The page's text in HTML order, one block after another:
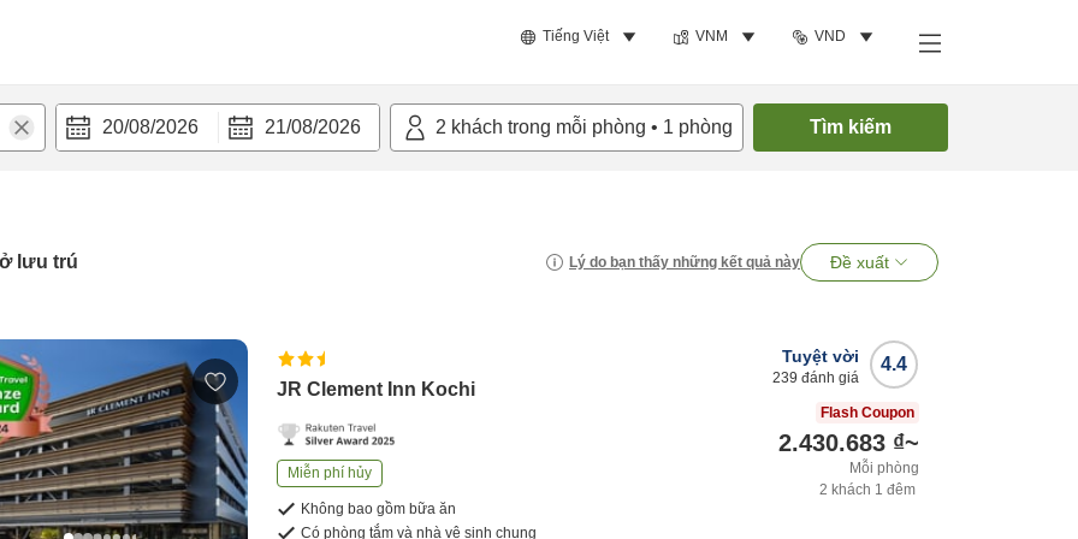
Tiếng Việt VNM VND
20/08/2026 21/08/2026 2 khách trong mỗi phòng • 1 phòng Tìm kiếm
lưu trú Lý do bạn thấy những kết quả này Đề xuất
JR Clement Inn Kochi
Miễn phí hủy
Không bao gồm bữa ăn
Có phòng tắm và nhà vệ sinh chung
4.4
Tuyệt vời
239 đánh giá
Flash Coupon
2.430.683 ₫~
Mỗi phòng
2 khách 1 đêm